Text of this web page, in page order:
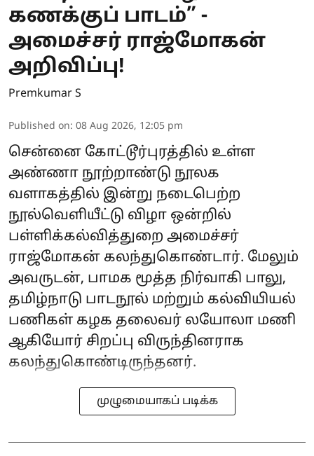
கணக்குப் பாடம்” -
அமைச்சர் ராஜ்மோகன்
அறிவிப்பு!
Premkumar S
Published on: 08 Aug 2026, 12:05 pm
சென்னை கோட்டூர்புரத்தில் உள்ள
அண்ணா நூற்றாண்டு நூலக
வளாகத்தில் இன்று நடைபெற்ற
நூல்வெளியீட்டு விழா ஒன்றில்
பள்ளிக்கல்வித்துறை அமைச்சர்
ராஜ்மோகன் கலந்துகொண்டார். மேலும்
அவருடன், பாமக மூத்த நிர்வாகி பாலு,
தமிழ்நாடு பாடநூல் மற்றும் கல்வியியல்
பணிகள் கழக தலைவர் லயோலா மணி
ஆகியோர் சிறப்பு விருந்தினராக
கலந்துகொண்டிருந்தனர்.
முழுமையாகப் படிக்க